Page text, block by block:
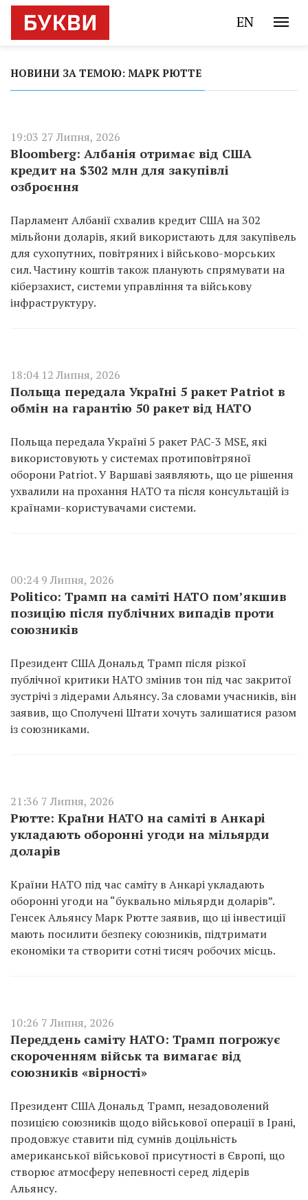
EN
НОВИНИ ЗА ТЕМОЮ: МАРК РЮТТЕ
19:03 27 Липня, 2026
Bloomberg: Албанія отримає від США
кредит на $302 млн для закупівлі
озброєння
Парламент Албанії схвалив кредит США на 302
мільйони доларів, який використають для закупівель
для сухопутних, повітряних і військово-морських
сил. Частину коштів також планують спрямувати на
кіберзахист, системи управління та військову
інфраструктуру.
18:04 12 Липня, 2026
Польща передала Україні 5 ракет Patriot в
обмін на гарантію 50 ракет від НАТО
Польща передала Україні 5 ракет PAC-3 MSE, які
використовують у системах протиповітряної
оборони Patriot. У Варшаві заявляють, що це рішення
ухвалили на прохання НАТО та після консультацій із
країнами-користувачами системи.
00:24 9 Липня, 2026
Politico: Трамп на саміті НАТО пом’якшив
позицію після публічних випадів проти
союзників
Президент США Дональд Трамп після різкої
публічної критики НАТО змінив тон під час закритої
зустрічі з лідерами Альянсу. За словами учасників, він
заявив, що Сполучені Штати хочуть залишатися разом
із союзниками.
21:36 7 Липня, 2026
Рютте: Країни НАТО на саміті в Анкарі
укладають оборонні угоди на мільярди
доларів
Країни НАТО під час саміту в Анкарі укладають
оборонні угоди на “буквально мільярди доларів”.
Генсек Альянсу Марк Рютте заявив, що ці інвестиції
мають посилити безпеку союзників, підтримати
економіки та створити сотні тисяч робочих місць.
10:26 7 Липня, 2026
Переддень саміту НАТО: Трамп погрожує
скороченням військ та вимагає від
союзників «вірності»
Президент США Дональд Трамп, незадоволений
позицією союзників щодо військової операції в Ірані,
продовжує ставити під сумнів доцільність
американської військової присутності в Європі, що
створює атмосферу непевності серед лідерів
Альянсу.